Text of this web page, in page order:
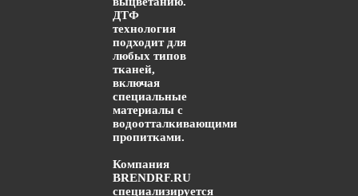
ДТФ
технология
подходит для
любых типов
тканей,
включая
специальные
материалы с
водоотталкивающими
пропитками.
Компания
BRENDRF.RU
специализируется